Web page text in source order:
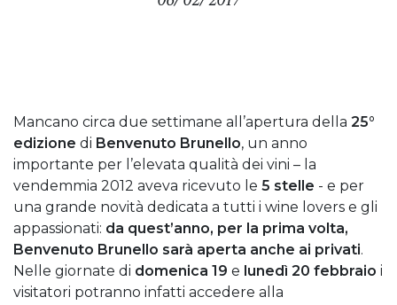
Mancano circa due settimane all’apertura della 25°
edizione di Benvenuto Brunello, un anno
importante per l’elevata qualità dei vini – la
vendemmia 2012 aveva ricevuto le 5 stelle - e per
una grande novità dedicata a tutti i wine lovers e gli
appassionati: da quest’anno, per la prima volta,
Benvenuto Brunello sarà aperta anche ai privati.
Nelle giornate di domenica 19 e lunedì 20 febbraio i
visitatori potranno infatti accedere alla